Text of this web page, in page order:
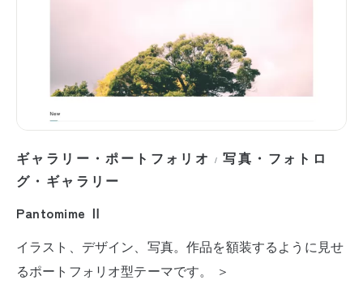
ギャラリー・ポートフォリオ /写真・フォトロ
グ・ギャラリー
Pantomime Ⅱ
イラスト、デザイン、写真。作品を額装するように見せ
るポートフォリオ型テーマです。 ＞